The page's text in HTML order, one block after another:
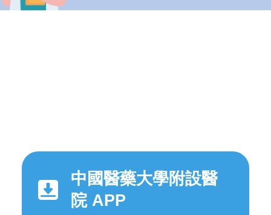
中國醫藥大學附設醫
院 APP